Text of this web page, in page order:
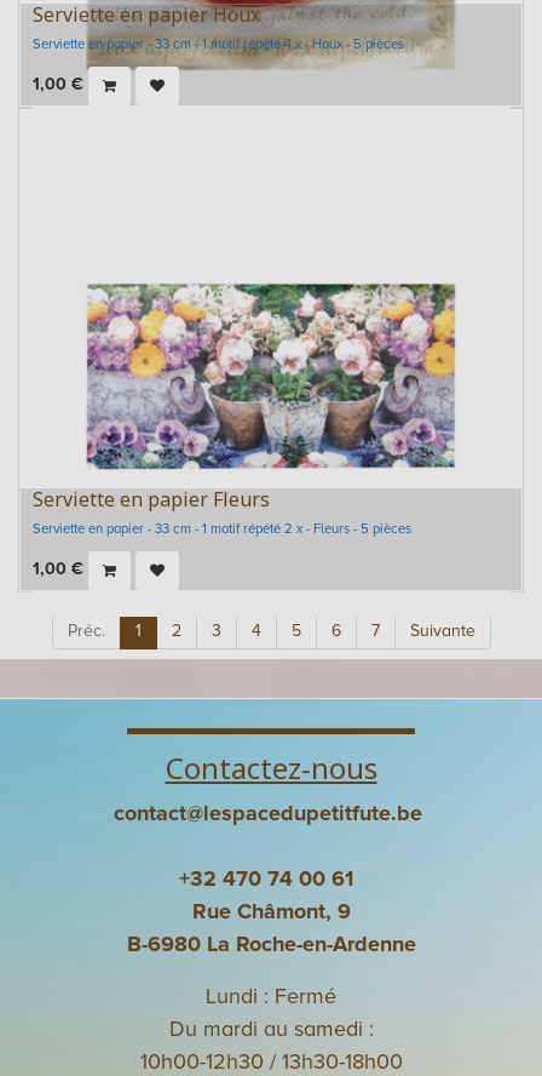
Serviette en papier Houx
Serviette en papier - 33 cm - 1 motif répété 4 x - Houx - 5 pièces
1,00 €
Serviette en papier Fleurs
Serviette en papier - 33 cm - 1 motif répété 2 x - Fleurs - 5 pièces
1,00 €
Préc. 1 2 3 4 5 6 7 Suivante
Contactez-nous
contact@lespacedupetitfute.be
+32 470 74 00 61
Rue Châmont, 9
B-6980 La Roche-en-Ardenne
Lundi : Fermé
Du mardi au samedi :
10h00-12h30 / 13h30-18h00